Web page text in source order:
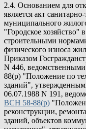
2.4. Основанием для
является акт
муниципального
"Городское хозяйство"
строительными
физического износа
Приказом
N 446,
88(р) "Положение по
зданий",
06.07.1988 N 191,
ВСН 58-88(р)
реконструкции,
зданий, объектов